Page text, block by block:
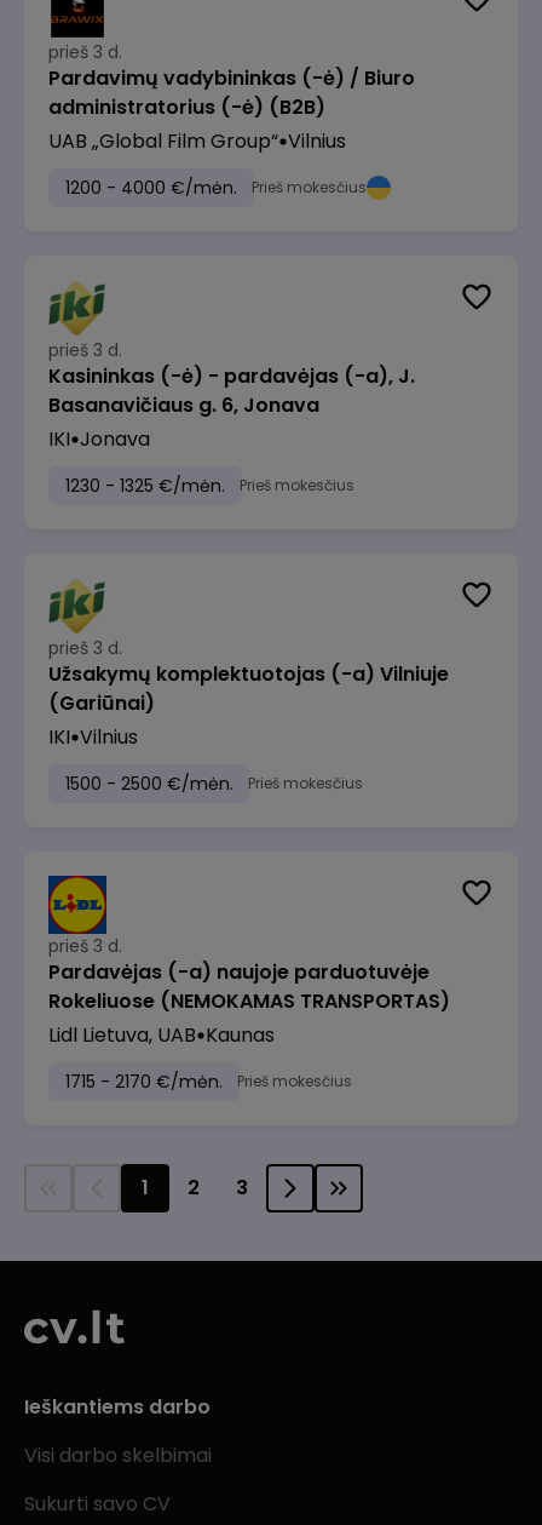
prieš 3 d.
Pardavimų vadybininkas (-ė) / Biuro
administratorius (-ė) (B2B)
UAB „Global Film Group“ Vilnius
1200 - 4000 €/mėn. Prieš mokesčius
prieš 3 d.
Kasininkas (-ė) - pardavėjas (-a), J.
Basanavičiaus g. 6, Jonava
IKI Jonava
1230 - 1325 €/mėn. Prieš mokesčius
prieš 3 d.
Užsakymų komplektuotojas (-a) Vilniuje
(Gariūnai)
IKI Vilnius
1500 - 2500 €/mėn. Prieš mokesčius
prieš 3 d.
Pardavėjas (-a) naujoje parduotuvėje
Rokeliuose (NEMOKAMAS TRANSPORTAS)
Lidl Lietuva, UAB Kaunas
1715 - 2170 €/mėn. Prieš mokesčius
1 2 3
Ieškantiems darbo
Visi darbo skelbimai
Sukurti savo CV